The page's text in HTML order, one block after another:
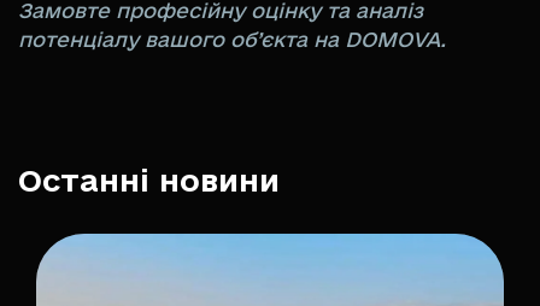
Замовте професійну оцінку та аналіз
потенціалу вашого об’єкта на DOMOVA.
Останні новини